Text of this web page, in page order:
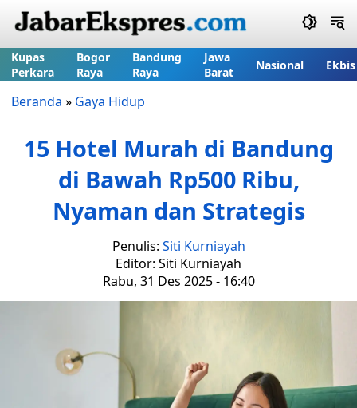
Kupas
Perkara
Bogor
Raya
Bandung
Raya
Jawa
Barat
Nasional Ekbis
Beranda » Gaya Hidup
15 Hotel Murah di Bandung
di Bawah Rp500 Ribu,
Nyaman dan Strategis
Penulis: Siti Kurniayah
Editor: Siti Kurniayah
Rabu, 31 Des 2025 - 16:40